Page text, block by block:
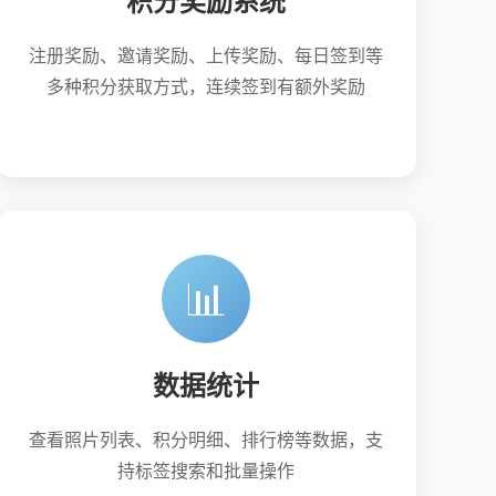
注册奖励、邀请奖励、上传奖励、每日签到等
多种积分获取方式，连续签到有额外奖励
📊
数据统计
查看照片列表、积分明细、排行榜等数据，支
持标签搜索和批量操作